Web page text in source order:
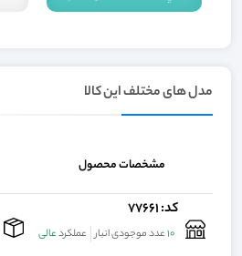
مدل های مختلف این کالا
مشخصات محصول
کد: 77661
10عدد موجودی انبار عملکردعالی